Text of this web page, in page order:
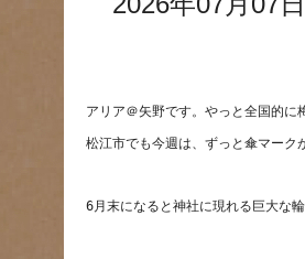
松江市でも今週は、ずっと傘マーク